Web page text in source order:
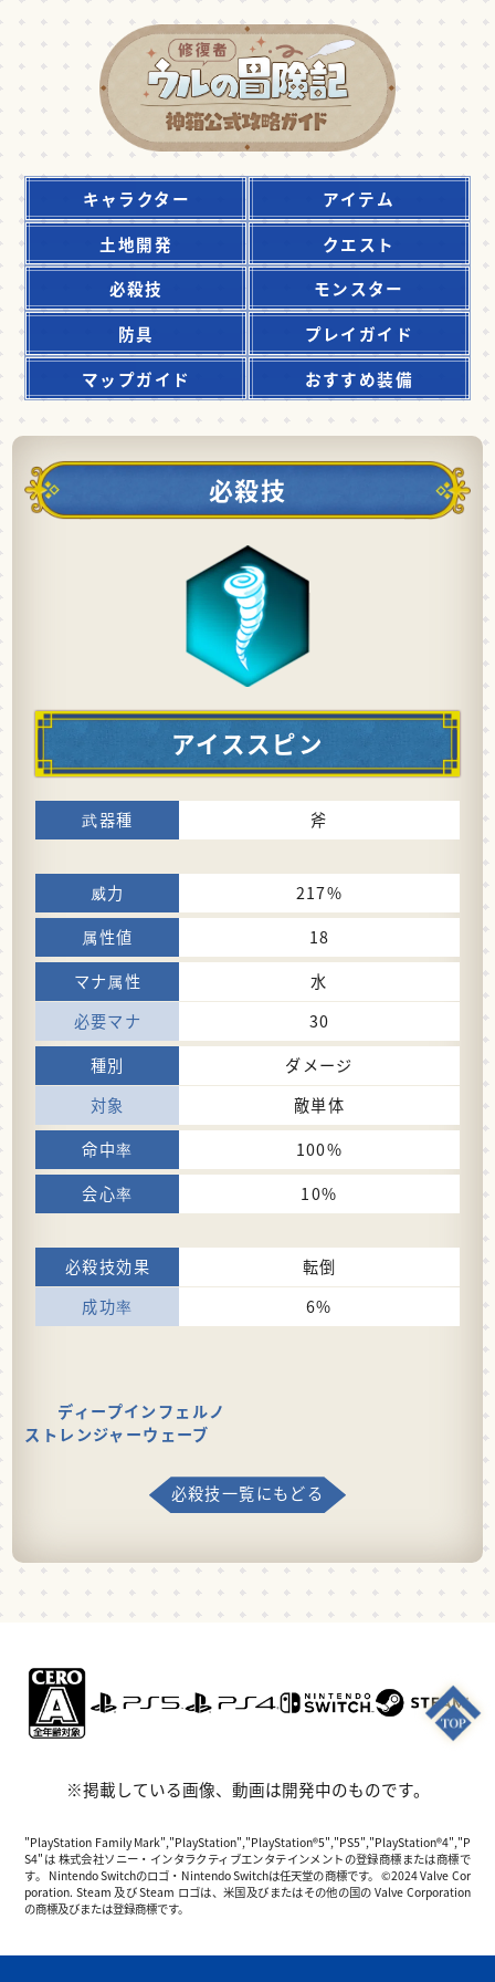
キャラクター
アイテム
土地開発
クエスト
必殺技
モンスター
防具
プレイガイド
マップガイド
おすすめ装備
必殺技
アイススピン
斧
217%
18
水
30
ダメージ
敵単体
100%
10%
転倒
6%
ディープインフェルノ
ストレンジャーウェーブ
必殺技一覧にもどる
※掲載している画像、動画は開発中のものです。
"PlayStation Family Mark","PlayStation","PlayStation®5","PS5","PlayStation®4","P
S4"は 株式会社ソニー・インタラクティブエンタテインメントの登録商標または商標で
す。 Nintendo Switchのロゴ・Nintendo Switchは任天堂の商標です。 ©2024 Valve Cor
poration. Steam 及び Steam ロゴは、米国及びまたはその他の国の Valve Corporation
の商標及びまたは登録商標です。